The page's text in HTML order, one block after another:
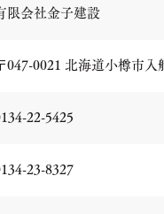
限会社金子建設
047-0021 北海道小樽市入
22-5425
23-8327